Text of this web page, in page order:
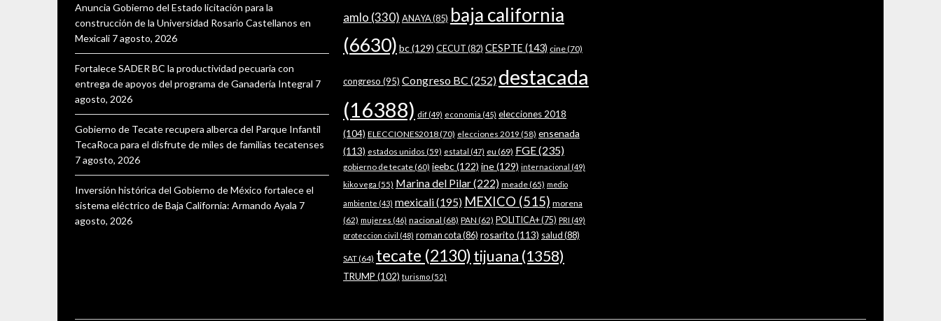
Anuncia Gobierno del Estado licitación para la
construcción de la Universidad Rosario Castellanos en
Mexicali 7 agosto, 2026
Fortalece SADER BC la productividad pecuaria con
entrega de apoyos del programa de Ganadería Integral 7
agosto, 2026
Gobierno de Tecate recupera alberca del Parque Infantil
TecaRoca para el disfrute de miles de familias tecatenses
7 agosto, 2026
Inversión histórica del Gobierno de México fortalece el
sistema eléctrico de Baja California: Armando Ayala 7
agosto, 2026
amlo (330) ANAYA(85) baja california
(6630) bc(129) CECUT(82) CESPTE (143) cine(70)
congreso (95) Congreso BC (252) destacada
(16388) dif(49) economia (45) elecciones 2018
(104) ELECCIONES2018(70) elecciones 2019 (58) ensenada
(113) estados unidos (59) estatal (47) eu (69) FGE(235)
gobierno de tecate(60) ieebc(122) ine(129) internacional (49)
kiko vega (55) Marina del Pilar(222) meade(65) medio
ambiente (43) mexicali(195) MEXICO (515) morena
(62) mujeres (46) nacional (68) PAN (62) POLITICA+(75) PRI (49)
proteccion civil (48) roman cota(86) rosarito (113) salud(88)
SAT(64) tecate (2130) tijuana (1358)
TRUMP (102) turismo(52)